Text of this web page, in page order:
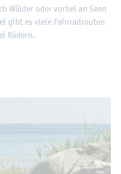
Wäl­der oder vor­bei an Seen
gibt es viele Fahr­rad­rou­ten
Rä­dern.